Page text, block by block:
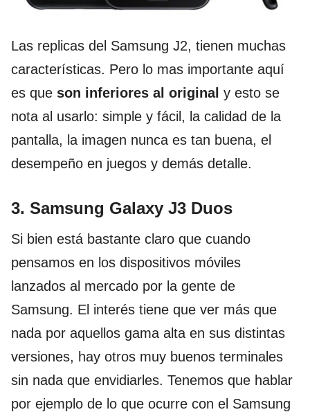
Las replicas del Samsung J2, tienen muchas
características. Pero lo mas importante aquí
es que son inferiores al original y esto se
nota al usarlo: simple y fácil, la calidad de la
pantalla, la imagen nunca es tan buena, el
desempeño en juegos y demás detalle.
3. Samsung Galaxy J3 Duos
Si bien está bastante claro que cuando
pensamos en los dispositivos móviles
lanzados al mercado por la gente de
Samsung. El interés tiene que ver más que
nada por aquellos gama alta en sus distintas
versiones, hay otros muy buenos terminales
sin nada que envidiarles. Tenemos que hablar
por ejemplo de lo que ocurre con el Samsung